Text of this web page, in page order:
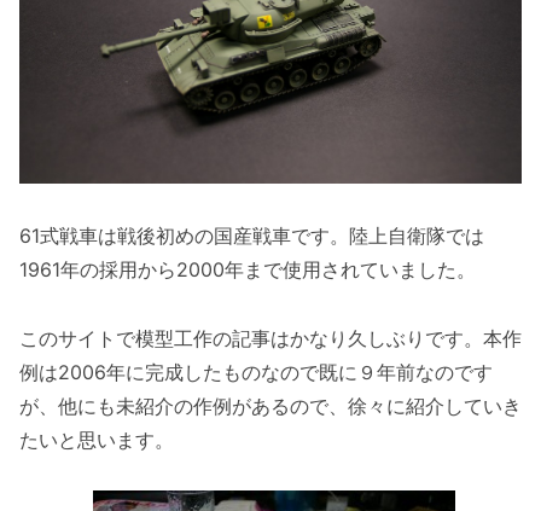
61式戦車は戦後初めの国産戦車です。陸上自衛隊では
1961年の採用から2000年まで使用されていました。
このサイトで模型工作の記事はかなり久しぶりです。本作
例は2006年に完成したものなので既に９年前なのです
が、他にも未紹介の作例があるので、徐々に紹介していき
たいと思います。